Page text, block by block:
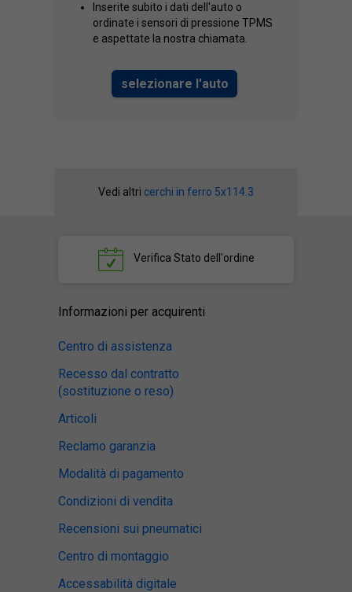
Inserite subito i dati dell'auto o
ordinate i sensori di pressione TPMS
e aspettate la nostra chiamata.
selezionare l'auto
Vedi altri cerchi in ferro 5x114.3
Verifica Stato dell'ordine
Informazioni per acquirenti
Centro di assistenza
Recesso dal contratto
(sostituzione o reso)
Articoli
Reclamo garanzia
Modalità di pagamento
Condizioni di vendita
Recensioni sui pneumatici
Centro di montaggio
Accessabilità digitale